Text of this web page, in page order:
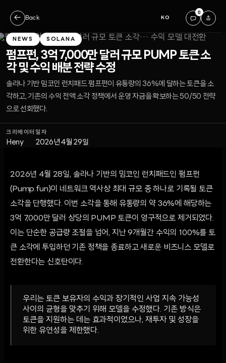
← Back KO
0
NEWS SOLANA
펌프펀, 3억 7,000만 달러 규모 PUMP 토큰 소
각 및 수익 배분 전략 수정
솔라나 기반 밈코인 런치패드 펌프펀이 유통량의 36%에 달하는 토큰을 소
각하고, 기존의 수익 전액 소각 정책에서 운영 자금을 확보하는 50/50 전략
으로 선회했다.
크리에이터
Heny
일자
2026년 4월 29일
2026년 4월 28일, 솔라나 기반의 밈코인 런치패드인 펌프펀
(Pump.fun)이 네트워크 역사상 최대 규모 중 하나로 기록될 토큰
소각을 단행했다. 이번 소각을 통해 유통량의 약 36%에 해당하는
3억 7,000만 달러 상당의 PUMP 토큰이 영구적으로 제거되었다.
이는 단순한 공급량 조절을 넘어, 지난 9개월간 수익의 100%를 토
큰 소각에 투입하던 기존 정책을 종료하고 새로운 비즈니스 모델로
전환한다는 신호탄이다.
우리는 토큰 보유자의 수익과 장기적인 사업 지속 가능성
사이의 균형을 맞추기 위해 모델을 수정했다. 기존 방식은
토큰을 지원하는 데는 효과적이었으나, 재투자 및 성장을
위한 유연성을 제한했다.